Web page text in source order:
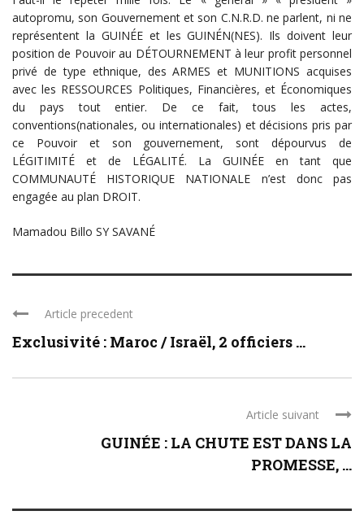
autopromu, son Gouvernement et son C.N.R.D. ne parlent, ni ne
représentent la GUINÉE et les GUINÉN(NES). Ils doivent leur
position de Pouvoir au DÉTOURNEMENT à leur profit personnel
privé de type ethnique, des ARMES et MUNITIONS acquises
avec les RESSOURCES Politiques, Financières, et Économiques
du pays tout entier. De ce fait, tous les actes,
conventions(nationales, ou internationales) et décisions pris par
ce Pouvoir et son gouvernement, sont dépourvus de
LÉGITIMITÉ et de LÉGALITÉ. La GUINÉE en tant que
COMMUNAUTÉ HISTORIQUE NATIONALE n’est donc pas
engagée au plan DROIT.
Mamadou Billo SY SAVANÉ
Article precedent
Exclusivité : Maroc / Israël, 2 officiers ...
Article suivant
GUINÉE : LA CHUTE EST DANS LA
PROMESSE, ...